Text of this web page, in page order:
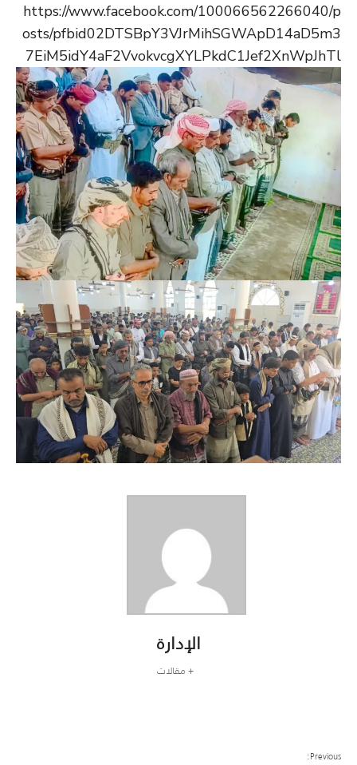
https://www.facebook.com/100066562266040/p
osts/pfbid02DTSBpY3VJrMihSGWApD14aD5m3
7EiM5idY4aF2VvokvcgXYLPkdC1Jef2XnWpJhTl
الإدارة
+ مقالات
Previous: